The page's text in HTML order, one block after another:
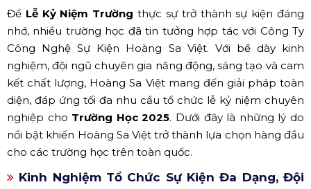
Để Lễ Kỷ Niệm Trường thực sự trở thành sự kiện đáng
nhớ, nhiều trường học đã tin tưởng hợp tác với Công Ty
Công Nghệ Sự Kiện Hoàng Sa Việt. Với bề dày kinh
nghiệm, đội ngũ chuyên gia năng động, sáng tạo và cam
kết chất lượng, Hoàng Sa Việt mang đến giải pháp toàn
diện, đáp ứng tối đa nhu cầu tổ chức lễ kỷ niệm chuyên
nghiệp cho Trường Học 2025. Dưới đây là những lý do
nổi bật khiến Hoàng Sa Việt trở thành lựa chọn hàng đầu
cho các trường học trên toàn quốc.
Kinh Nghiệm Tổ Chức Sự Kiện Đa Dạng, Đội